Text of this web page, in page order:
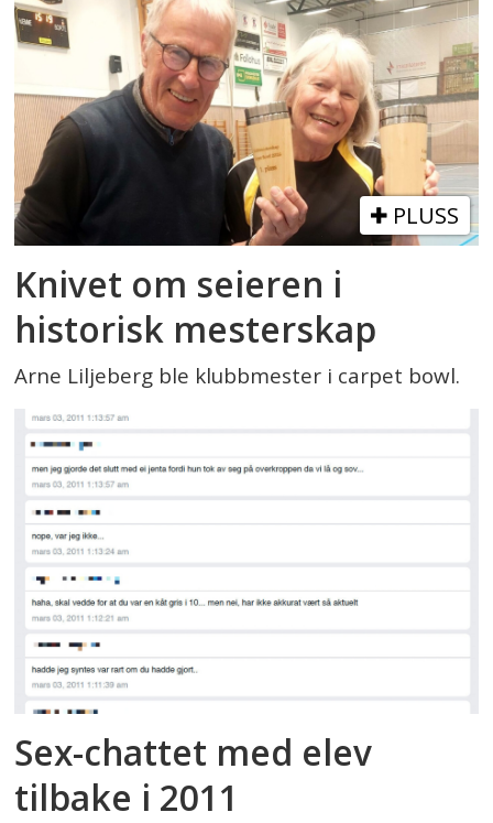
PLUSS
Knivet om seieren i
historisk mesterskap
Arne Liljeberg ble klubbmester i carpet bowl.
Sex-chattet med elev
tilbake i 2011